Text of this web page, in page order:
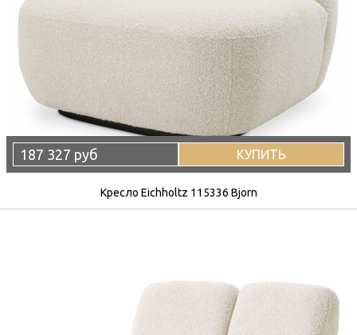
187 327 руб КУПИТЬ
Кресло Eichholtz 115336 Bjorn